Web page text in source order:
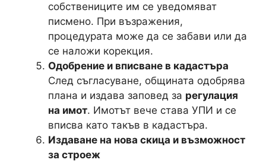
собствениците им се уведомяват
писмено. При възражения,
процедурата може да се забави или да
се наложи корекция.
Одобрение и вписване в кадастъра
След съгласуване, общината одобрява
плана и издава заповед за регулация
на имот. Имотът вече става УПИ и се
вписва като такъв в кадастъра.
Издаване на нова скица и възможност
за строеж